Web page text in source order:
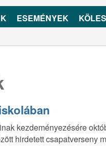
ESEMÉNYEK
kezdeményezésére
hirdetett csapatverseny